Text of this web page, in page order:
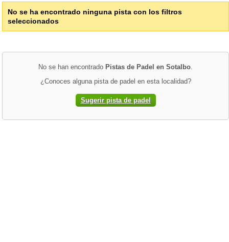
No se ha encontrado ninguna pista con los filtros
seleccionados
No se han encontrado Pistas de Padel en Sotalbo.
¿Conoces alguna pista de padel en esta localidad?
Sugerir pista de padel